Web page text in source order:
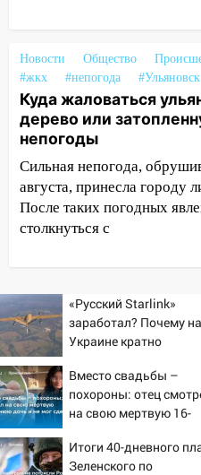
затопленные улицы
14:28 Ураган вырвал
Деева в Заволжье
14:26 Жители
пытаются
дождавшись
14:16 Шторм
на улице Любови
14:14
мошенники под
14:12
Куда
упавшее дерево или
после непогоды
13:59
В Новом
ветром сорвало
строящегося дома
Новости Общество
#жкх
#непогода #Ульяновск
Куда жаловаться
дерево или
непогоды
Сильная непогода,
августа, принесла городу
После таких погодных
столкнуться с
«Русский Starlink»
заработал? Почему на
Украине кратно
попаданий по
ВСУ
Вместо свадьбы –
похороны: отец
на свою мертвую 16-
сдержать слезы
Итоги 40-дневного
Зеленского по